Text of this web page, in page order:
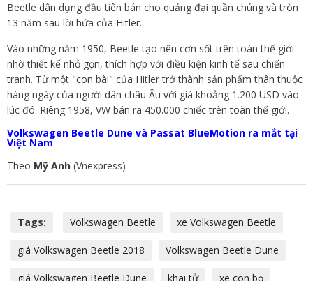
Beetle dân dụng đầu tiên bán cho quảng đại quần chúng và tròn
13 năm sau lời hứa của Hitler.
Vào những năm 1950, Beetle tạo nên cơn sốt trên toàn thế giới
nhờ thiết kế nhỏ gọn, thích hợp với điều kiện kinh tế sau chiến
tranh. Từ một "con bài" của Hitler trở thành sản phẩm thân thuộc
hàng ngày của người dân châu Âu với giá khoảng 1.200 USD vào
lúc đó. Riêng 1958, VW bán ra 450.000 chiếc trên toàn thế giới.
Volkswagen Beetle Dune và Passat BlueMotion ra mắt tại
Việt Nam
Theo Mỹ Anh (Vnexpress)
Tags: Volkswagen Beetle xe Volkswagen Beetle
giá Volkswagen Beetle 2018 Volkswagen Beetle Dune
giá Volkswagen Beetle Dune khai tử xe con bọ